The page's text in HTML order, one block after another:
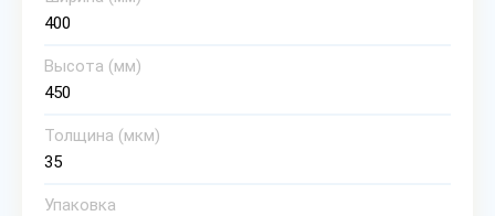
400
Высота (мм)
450
Толщина (мкм)
35
Упаковка